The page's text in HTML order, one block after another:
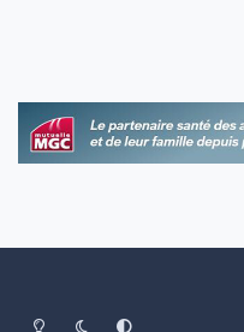
Light ModeDark ModeSystem Preference